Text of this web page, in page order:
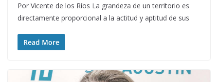
Por Vicente de los Ríos La grandeza de un territorio es
directamente proporcional a la actitud y aptitud de sus
Read More